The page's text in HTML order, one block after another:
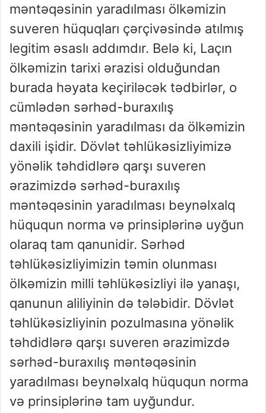
məntəqəsinin yaradılması ölkəmizin
suveren hüquqları çərçivəsində atılmış
legitim əsaslı addımdır. Belə ki, Laçın
ölkəmizin tarixi ərazisi olduğundan
burada həyata keçiriləcək tədbirlər, o
cümlədən sərhəd-buraxılış
məntəqəsinin yaradılması da ölkəmizin
daxili işidir. Dövlət təhlükəsizliyimizə
yönəlik təhdidlərə qarşı suveren
ərazimizdə sərhəd-buraxılış
məntəqəsinin yaradılması beynəlxalq
hüququn norma və prinsiplərinə uyğun
olaraq tam qanunidir. Sərhəd
təhlükəsizliyimizin təmin olunması
ölkəmizin milli təhlükəsizliyi ilə yanaşı,
qanunun aliliyinin də tələbidir. Dövlət
təhlükəsizliyinin pozulmasına yönəlik
təhdidlərə qarşı suveren ərazimizdə
sərhəd-buraxılış məntəqəsinin
yaradılması beynəlxalq hüququn norma
və prinsiplərinə tam uyğundur.